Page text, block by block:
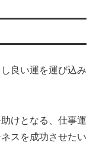
良い運を運び込み
けとなる、仕事運
スを成功させたい